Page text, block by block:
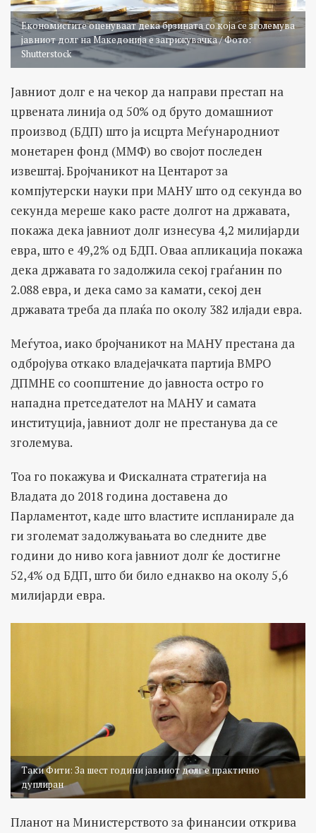
Економистите оценуваат дека брзината со која се зголемува
јавниот долг на Македонија е загрижувачка / Фото:
Shutterstock
Јавниот долг е на чекор да направи престап на
црвената линија од 50% од бруто домашниот
производ (БДП) што ја исцрта Меѓународниот
монетарен фонд (ММФ) во својот последен
извештај. Бројчаникот на Центарот за
компјутерски науки при МАНУ што од секунда во
секунда мереше како расте долгот на државата,
покажа дека јавниот долг изнесува 4,2 милијарди
евра, што е 49,2% од БДП. Оваа апликација покажа
дека државата го задолжила секој граѓанин по
2.088 евра, и дека само за камати, секој ден
државата треба да плаќа по околу 382 илјади евра.
Меѓутоа, иако бројчаникот на МАНУ престана да
одбројува откако владејачката партија ВМРО
ДПМНЕ со соопштение до јавноста остро го
нападна претседателот на МАНУ и самата
институција, јавниот долг не престанува да се
зголемува.
Тоа го покажува и Фискалната стратегија на
Владата до 2018 година доставена до
Парламентот, каде што властите испланирале да
ги зголемат задолжувањата во следните две
години до ниво кога јавниот долг ќе достигне
52,4% од БДП, што би било еднакво на околу 5,6
милијарди евра.
Таки Фити: За шест години јавниот долг е практично
дуплиран
Планот на Министерството за финансии открива